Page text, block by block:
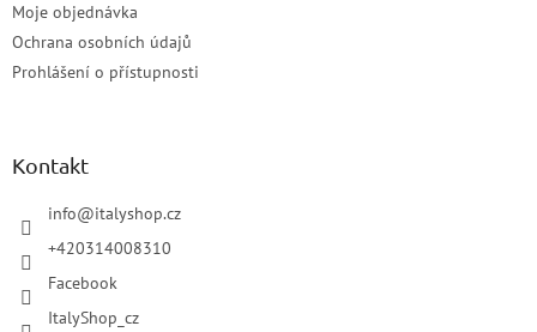
Moje objednávka
Ochrana osobních údajů
Prohlášení o přístupnosti
Kontakt
info@italyshop.cz
+420314008310
Facebook
ItalyShop_cz